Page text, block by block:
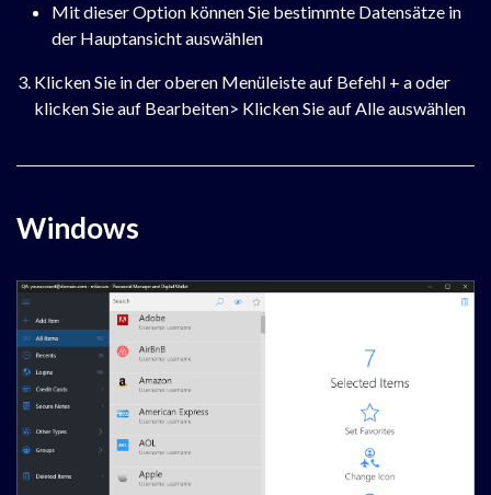
Mit dieser Option können Sie bestimmte Datensätze in
der Hauptansicht auswählen
Klicken Sie in der oberen Menüleiste auf Befehl + a oder
klicken Sie auf Bearbeiten> Klicken Sie auf Alle auswählen
Windows